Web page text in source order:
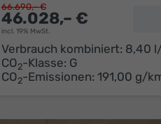
46.028,– €
incl. 19% MwSt.
66.690,– €
Verbrauch kombiniert: 8,40
CO2-Klasse: G
CO2-Emissionen: 191,00 g/